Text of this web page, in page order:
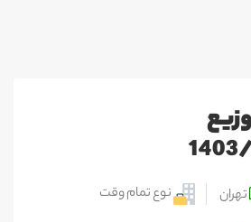
تهران
نوع تمام وقت